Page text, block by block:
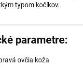
typom kočíkov.
parametre:
ovčia koža